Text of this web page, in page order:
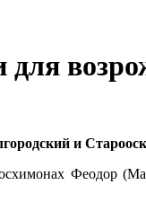
и